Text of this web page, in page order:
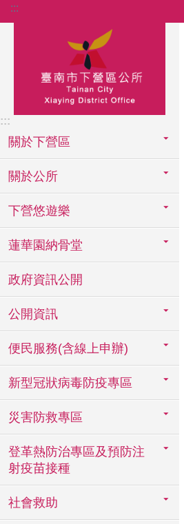
跳到主要內容區塊
:::
:::
關於下營區
關於公所
下營悠遊樂
蓮華園納骨堂
政府資訊公開
公開資訊
便民服務(含線上申辦)
新型冠狀病毒防疫專區
災害防救專區
登革熱防治專區及預防注
射疫苗接種
社會救助